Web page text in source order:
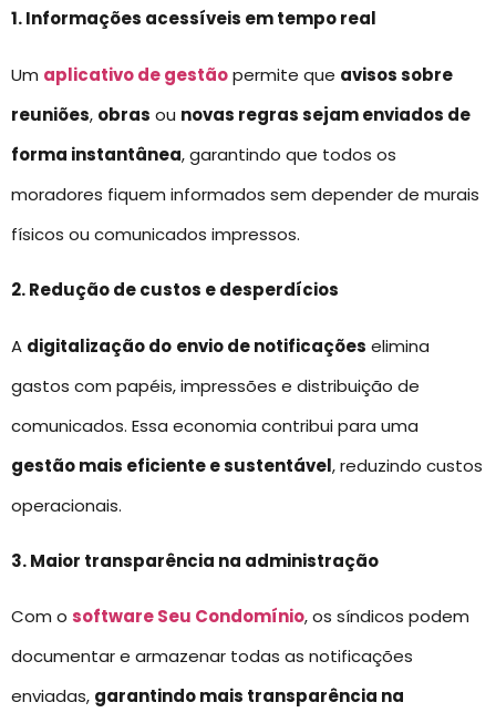
1. Informações acessíveis em tempo real
Um aplicativo de gestãopermite que avisos sobre
reuniões, obras ou novas regras sejam enviados de
forma instantânea, garantindo que todos os
moradores fiquem informados sem depender de murais
físicos ou comunicados impressos.
2. Redução de custos e desperdícios
A digitalização do envio de notificações elimina
gastos com papéis, impressões e distribuição de
comunicados. Essa economia contribui para uma
gestão mais eficiente e sustentável, reduzindo custos
operacionais.
3. Maior transparência na administração
Com o software Seu Condomínio, os síndicos podem
documentar e armazenar todas as notificações
enviadas, garantindo mais transparência na